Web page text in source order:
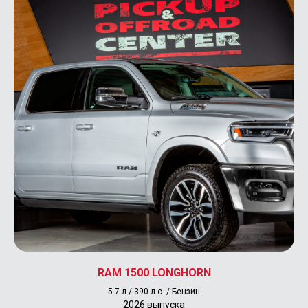
RAM 1500 LONGHORN
5.7 л / 390 л.с. / Бензин
2026 выпуска